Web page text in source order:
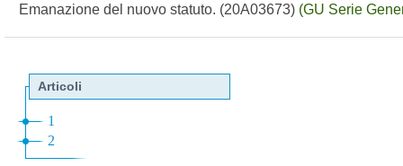
Emanazione del nuovo statuto. (20A03673) (GU Serie